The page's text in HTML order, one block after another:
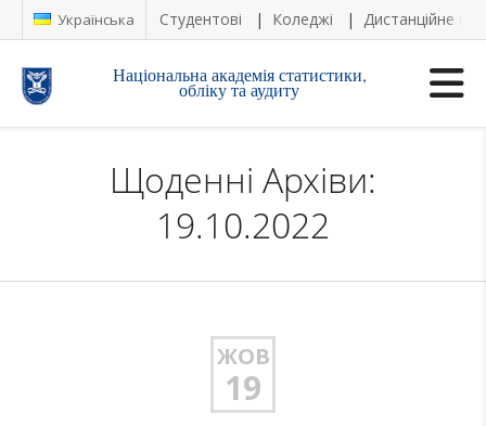
Українська Студентові Коледжі Дистанційне
Національна академія статистики,
обліку та аудиту
Щоденні Архіви:
19.10.2022
ЖОВ
19